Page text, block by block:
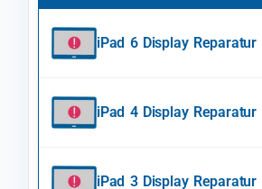
iPad 6 Display Reparatur
iPad 4 Display Reparatur
iPad 3 Display Reparatur